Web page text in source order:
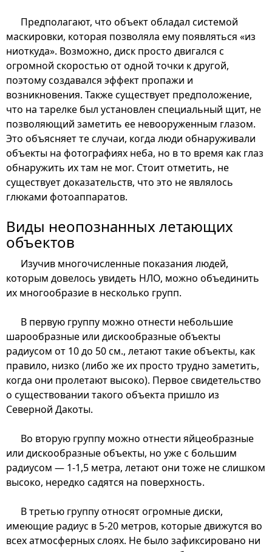
Предполагают, что объект обладал системой
маскировки, которая позволяла ему появляться «из
ниоткуда». Возможно, диск просто двигался с
огромной скоростью от одной точки к другой,
поэтому создавался эффект пропажи и
возникновения. Также существует предположение,
что на тарелке был установлен специальный щит, не
позволяющий заметить ее невооруженным глазом.
Это объясняет те случаи, когда люди обнаруживали
объекты на фотографиях неба, но в то время как глаз
обнаружить их там не мог. Стоит отметить, не
существует доказательств, что это не являлось
глюками фотоаппаратов.
Виды неопознанных летающих
объектов
Изучив многочисленные показания людей,
которым довелось увидеть НЛО, можно объединить
их многообразие в несколько групп.
В первую группу можно отнести небольшие
шарообразные или дискообразные объекты
радиусом от 10 до 50 см., летают такие объекты, как
правило, низко (либо же их просто трудно заметить,
когда они пролетают высоко). Первое свидетельство
о существовании такого объекта пришло из
Северной Дакоты.
Во вторую группу можно отнести яйцеобразные
или дискообразные объекты, но уже с большим
радиусом — 1-1,5 метра, летают они тоже не слишком
высоко, нередко садятся на поверхность.
В третью группу относят огромные диски,
имеющие радиус в 5-20 метров, которые движутся во
всех атмосферных слоях. Не было зафиксировано ни